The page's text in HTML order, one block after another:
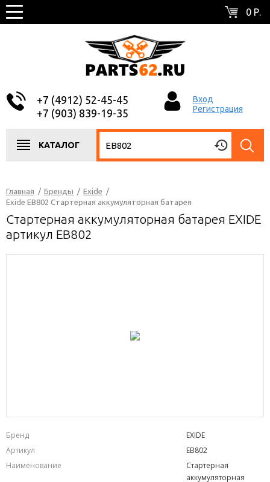
0 Р.
+7 (4912) 52-45-45
+7 (903) 839-19-35
Вход
Регистрация
КАТАЛОГ
Главная / Бренды / Exide /
Exide EB802 Стартерная аккумуляторная батарея
Стартерная аккумуляторная батарея EXIDE
артикул EB802
Бренд
EXIDE
Артикул
EB802
Наименование
Стартерная
аккумуляторная